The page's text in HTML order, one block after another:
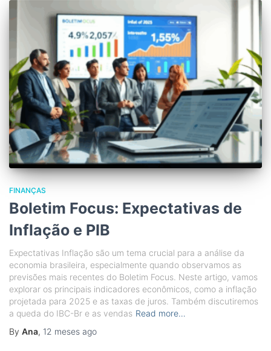
FINANÇAS
Boletim Focus: Expectativas de
Inflação e PIB
Expectativas Inflação são um tema crucial para a análise da
economia brasileira, especialmente quando observamos as
previsões mais recentes do Boletim Focus. Neste artigo, vamos
explorar os principais indicadores econômicos, como a inflação
projetada para 2025 e as taxas de juros. Também discutiremos
a queda do IBC-Br e as vendas Read more…
By Ana, 12 meses ago